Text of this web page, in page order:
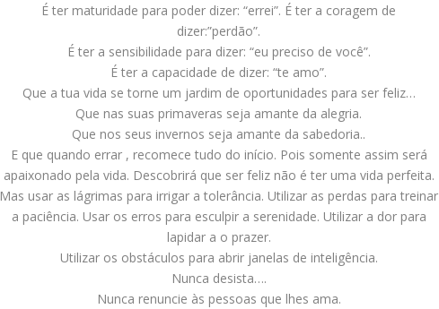
É ter maturidade para poder dizer: “errei”. É ter a coragem de
dizer:”perdão”.
É ter a sensibilidade para dizer: “eu preciso de você”.
É ter a capacidade de dizer: “te amo”.
Que a tua vida se torne um jardim de oportunidades para ser feliz…
Que nas suas primaveras seja amante da alegria.
Que nos seus invernos seja amante da sabedoria..
E que quando errar , recomece tudo do início. Pois somente assim será
apaixonado pela vida. Descobrirá que ser feliz não é ter uma vida perfeita.
Mas usar as lágrimas para irrigar a tolerância. Utilizar as perdas para treinar
a paciência. Usar os erros para esculpir a serenidade. Utilizar a dor para
lapidar a o prazer.
Utilizar os obstáculos para abrir janelas de inteligência.
Nunca desista….
Nunca renuncie às pessoas que lhes ama.